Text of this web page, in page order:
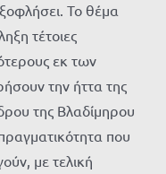
Το θέμα
τέτοιες
εκ των
την ήττα της
της Βλαδίμηρου
που
με τελική